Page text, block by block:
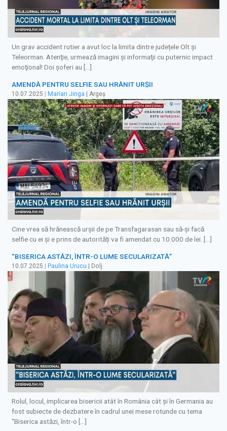
Un grav accident rutier a avut loc la limita dintre județele Olt și
Teleorman. Atenţie, urmează imagini şi informaţii cu puternic impact
emoţional! Doi şoferi au […]
AMENDĂ PENTRU SELFIE SAU HRĂNIT URȘII
10.07.2025 Marian Jinga | Argeș
Cine vrea să hrănească urșii de pe Transfagarasan sau să-și facă
selfie cu ei și e prins de autorități va fi amendat cu 10.000 de lei. […]
“BISERICA ASTĂZI, ÎNTR-O LUME SECULARIZATĂ”
10.07.2025 Paulina Urucu | Dolj
Rolul, locul, implicarea bisericii atât în România cât și în Germania au
fost subiecte de dezbatere în cadrul unei mese rotunde cu tema
“Biserica astăzi, într-o […]